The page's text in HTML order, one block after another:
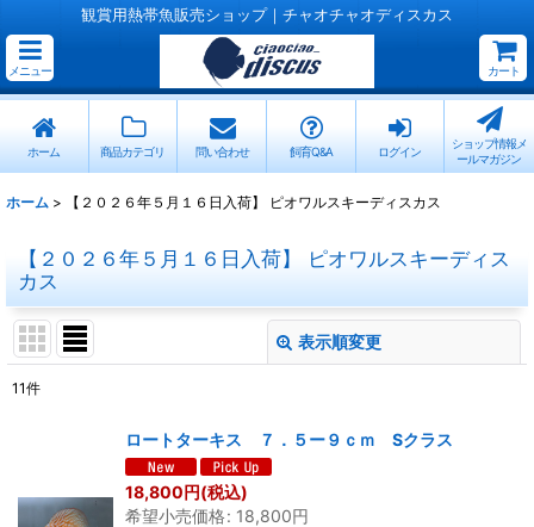
観賞用熱帯魚販売ショップ｜チャオチャオディスカス
メニュー カート
ホーム 商品カテゴリ 問い合わせ 飼育Q&A ログイン
ショップ情報メ
ールマガジン
ホーム > 【２０２６年５月１６日入荷】 ピオワルスキーディスカス
【２０２６年５月１６日入荷】 ピオワルスキーディス
カス
表示順変更
11件
ロートターキス ７．５ー９ｃｍ Sクラス
18,800円(税込)
希望小売価格: 18,800円